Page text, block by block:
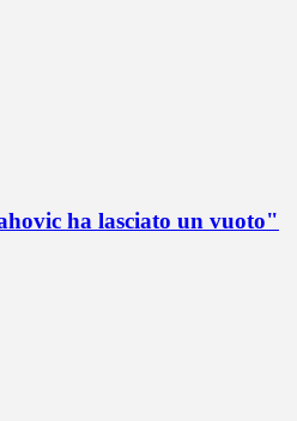
ha lasciato un vuoto"